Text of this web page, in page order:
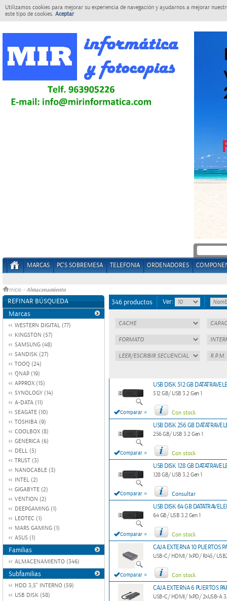
Utilizamos cookies para mejorar su experiencia de navegación y ayudarnos a mejorar
este tipo de cookies. Aceptar
MARCAS PC'S SOBREMESA TELEFONIA ORDENADORES
Inicio > Almacenamiento
REFINAR BÚSQUEDA
Marcas
WESTERN DIGITAL (77)
KINGSTON (57)
SAMSUNG (48)
SANDISK (27)
TOOQ (24)
QNAP (19)
APPROX (15)
SYNOLOGY (14)
A-DATA (11)
SEAGATE (10)
TOSHIBA (9)
COOLBOX (8)
GENERICA (6)
DELL (5)
TRUST (3)
NANOCABLE (3)
INTEL (2)
GIGABYTE (2)
VENTION (2)
DEEPGAMING (1)
LEOTEC (1)
MARS GAMING (1)
ASUS (1)
Familias
ALMACENAMIENTO (346)
Subfamilias
HDD 3,5" INTERNO (59)
USB DISK (58)
346 productos Ver:
Comparar »
USB DISK 512 GB
512 GB/ USB 3.2 Gen 1
Con stock
Comparar »
USB DISK 256 GB
256 GB/ USB 3.2 Gen 1
Con stock
Comparar »
USB DISK 128 GB
128 GB/ USB 3.2 Gen 1
Consultar
Comparar »
USB DISK 64 GB
64 GB/ USB 3.2 Gen 1
Con stock
Comparar »
CAJA EXTERNA 10 PUERTOS
USB-C/ HDMI/ 1xPD/ RJ45/
Con stock
CAJA EXTERNA 6 PUERTOS
USB-C/ HDMI/ 1xPD/ 2xUSB-A